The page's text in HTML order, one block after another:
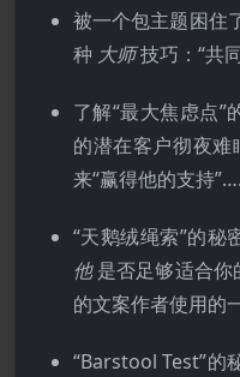
被一个包主题困住
种 大师技巧：“共
了解“最大焦虑点
的潜在客户彻夜
来“赢得他的支持
“天鹅绒绳索”的
他是否足够适合
的文案作者使用的
“Barstool Test”